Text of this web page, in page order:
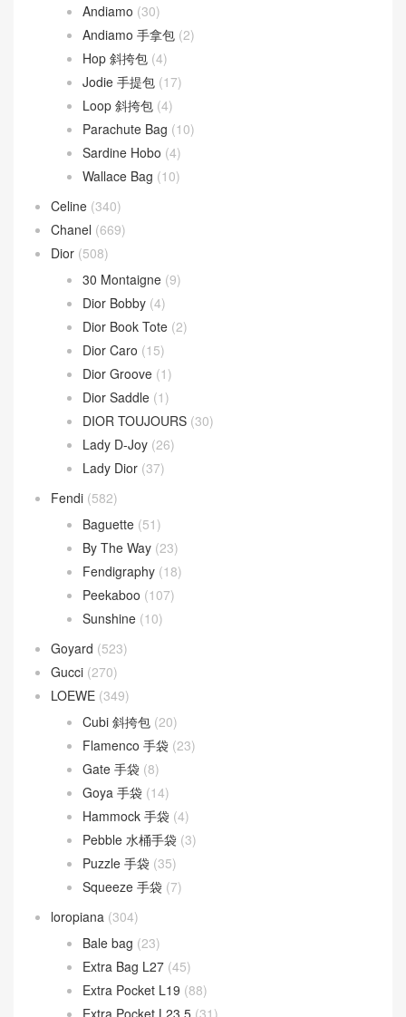
Andiamo (30)
Andiamo 手拿包 (2)
Hop 斜挎包 (4)
Jodie 手提包 (17)
Loop 斜挎包 (4)
Parachute Bag (10)
Sardine Hobo (4)
Wallace Bag (10)
Celine (340)
Chanel (669)
Dior (508)
30 Montaigne (9)
Dior Bobby (4)
Dior Book Tote (2)
Dior Caro (15)
Dior Groove (1)
Dior Saddle (1)
DIOR TOUJOURS (30)
Lady D-Joy (26)
Lady Dior (37)
Fendi (582)
Baguette (51)
By The Way (23)
Fendigraphy (18)
Peekaboo (107)
Sunshine (10)
Goyard (523)
Gucci (270)
LOEWE (349)
Cubi 斜挎包 (20)
Flamenco 手袋 (23)
Gate 手袋 (8)
Goya 手袋 (14)
Hammock 手袋 (4)
Pebble 水桶手袋 (3)
Puzzle 手袋 (35)
Squeeze 手袋 (7)
loropiana (304)
Bale bag (23)
Extra Bag L27 (45)
Extra Pocket L19 (88)
Extra Pocket L23.5 (31)